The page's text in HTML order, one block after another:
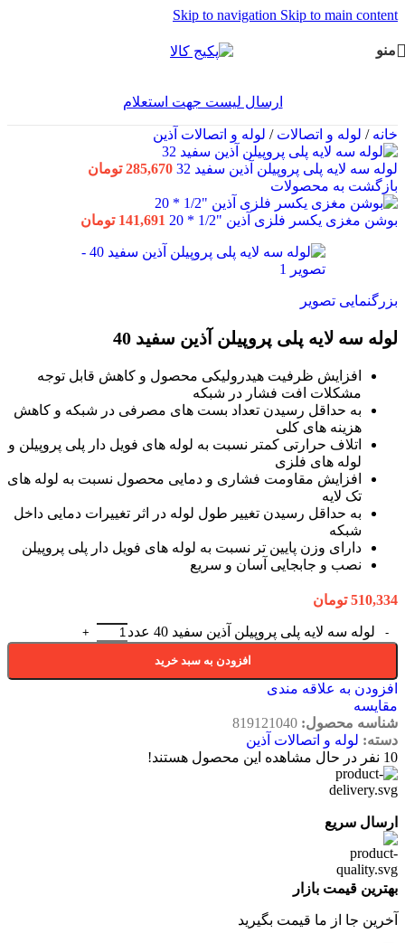
Skip to navigation Skip to main content
منو
ارسال لیست جهت استعلام
خانه/ لوله و اتصالات/ لوله و اتصالات آذین
لوله سه لایه پلی پروپیلن آذین سفید 32 285,670 تومان
بازگشت به محصولات
بوشن مغزی یکسر فلزی آذین "1/2 * 20 141,691 تومان
بزرگنمایی تصویر
لوله سه لایه پلی پروپیلن آذین سفید 40
افزايش ظرفيت هيدروليکی محصول و كاهش قابل توجه
مشكلات افت فشار در شبكه
به حداقل رسيدن تعداد بست های مصرفی در شبكه و كاهش
هزينه های كلی
اتلاف حرارتی كمتر نسبت به لوله های فويل دار پلی پروپيلن و
لوله های فلزی
افزايش مقاومت فشاری و دمايی محصول نسبت به لوله های
تک لايه
به حداقل رسيدن تغيير طول لوله در اثر تغييرات دمايی داخل
شبكه
دارای وزن پايين تر نسبت به لوله های فويل دار پلی پروپيلن
نصب و جابجايی آسان و سريع
510,334 تومان
لوله سه لایه پلی پروپیلن آذین سفید 40 عدد
افزودن به سبد خرید
افزودن به علاقه مندی
مقایسه
شناسه محصول: 819121040
دسته: لوله و اتصالات آذین
10 نفر در حال مشاهده این محصول هستند!
ارسال سریع
بهترین قیمت بازار
آخرین جا از ما قیمت بگیرید